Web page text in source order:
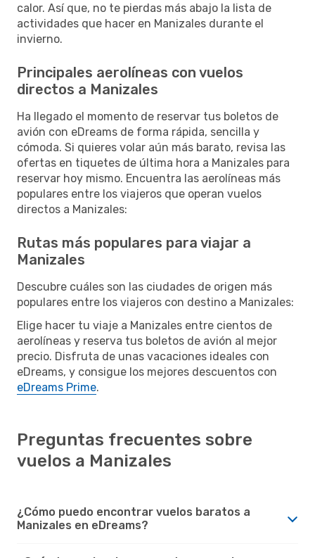
calor. Así que, no te pierdas más abajo la lista de
actividades que hacer en Manizales durante el
invierno.
Principales aerolíneas con vuelos
directos a Manizales
Ha llegado el momento de reservar tus boletos de
avión con eDreams de forma rápida, sencilla y
cómoda. Si quieres volar aún más barato, revisa las
ofertas en tiquetes de última hora a Manizales para
reservar hoy mismo. Encuentra las aerolíneas más
populares entre los viajeros que operan vuelos
directos a Manizales:
Rutas más populares para viajar a
Manizales
Descubre cuáles son las ciudades de origen más
populares entre los viajeros con destino a Manizales:
Elige hacer tu viaje a Manizales entre cientos de
aerolíneas y reserva tus boletos de avión al mejor
precio. Disfruta de unas vacaciones ideales con
eDreams, y consigue los mejores descuentos con
eDreams Prime.
Preguntas frecuentes sobre
vuelos a Manizales
¿Cómo puedo encontrar vuelos baratos a
Manizales en eDreams?